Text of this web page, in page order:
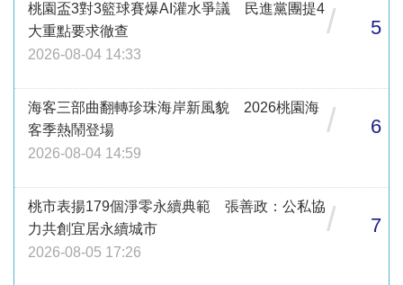
桃園盃3對3籃球賽爆AI灌水爭議 民進黨團提4
大重點要求徹查
2026-08-04 14:33
/ 5
海客三部曲翻轉珍珠海岸新風貌 2026桃園海
客季熱鬧登場
2026-08-04 14:59
/ 6
桃市表揚179個淨零永續典範 張善政：公私協
力共創宜居永續城市
2026-08-05 17:26
/ 7